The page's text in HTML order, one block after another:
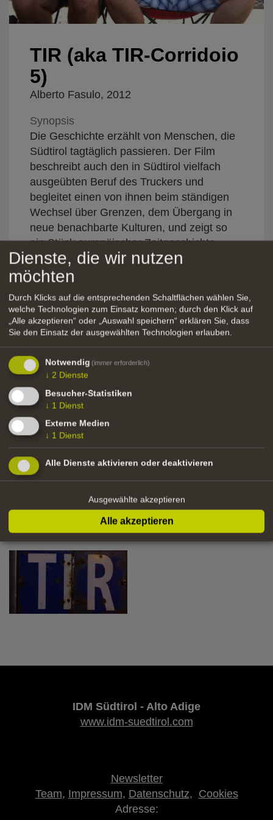
TIR (aka TIR-Corridoio
5)
Alberto Fasulo, 2012
Synopsis
Die Geschichte erzählt von Menschen, die
Südtirol tagtäglich passieren. Der Film
beschreibt auch den in Südtirol vielfach
ausgeübten Beruf des Truckers und
begleitet einen von ihnen beim ständigen
Wechsel über Grenzen, dem Übergang in
neue benachbarte Kulturen, und zeigt so
ein Stück europäischer Zeitgeschichte.
Produktionsdetails
Regie: Alberto Fasulo
Drehbuch: Alberto Fasulo, Carlo Arciero,
Enrico Vecchi
Produktionsfirma: Nefertiti Film (IT)
Focus Media (CR)
Funding type: Produktion
Fördersumme: 10.000,00 €
IDM Südtirol - Alto Adige
www.idm-suedtirol.com
Newsletter
Team, Impressum, Datenschutz, Cookies
Adresse:
Dienste, die wir nutzen
möchten
Durch Klicks auf die entsprechenden Schaltflächen wählen Sie,
welche Technologien zum Einsatz kommen; durch den Klick auf
„Alle akzeptieren“ oder „Auswahl speichern“ erklären Sie, dass
Sie den Einsatz der ausgewählten Technologien erlauben.
Notwendig (immer erforderlich)
↓ 2 Dienste
Besucher-Statistiken
↓ 1 Dienst
Externe Medien
↓ 1 Dienst
Alle Dienste aktivieren oder deaktivieren
Ausgewählte akzeptieren
Alle akzeptieren